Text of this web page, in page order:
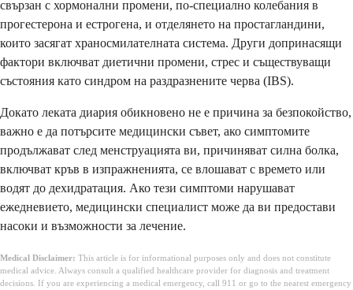
свързан с хормонални промени, по-специално колебания в
прогестерона и естрогена, и отделянето на простагландини,
които засягат храносмилателната система. Други допринасящи
фактори включват диетични промени, стрес и съществуващи
състояния като синдром на раздразнените черва (IBS).
Докато леката диария обикновено не е причина за безпокойство,
важно е да потърсите медицински съвет, ако симптомите
продължават след менструацията ви, причиняват силна болка,
включват кръв в изпражненията, се влошават с времето или
водят до дехидратация. Ако тези симптоми нарушават
ежедневието, медицински специалист може да ви предостави
насоки и възможности за лечение.
Medical Disclaimer: This article is for informational purposes only and does not constitute
medical advice. Always consult a qualified healthcare provider for diagnosis and treatment
decisions. If you are experiencing a medical emergency, call 911 or go to the nearest emergency